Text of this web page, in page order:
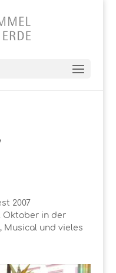
2007
Oktober in der
Musical und vieles